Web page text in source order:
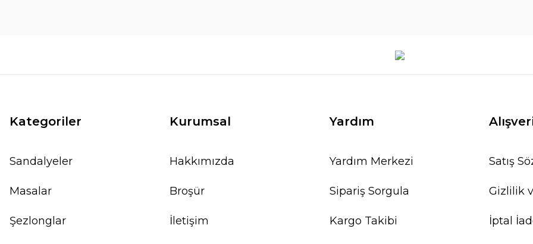
Kategoriler
Sandalyeler
Masalar
Şezlonglar
Kurumsal
Hakkımızda
Broşür
İletişim
Yardım
Yardım Merkezi
Sipariş Sorgula
Kargo Takibi
Satış
Gizlilik
İptal